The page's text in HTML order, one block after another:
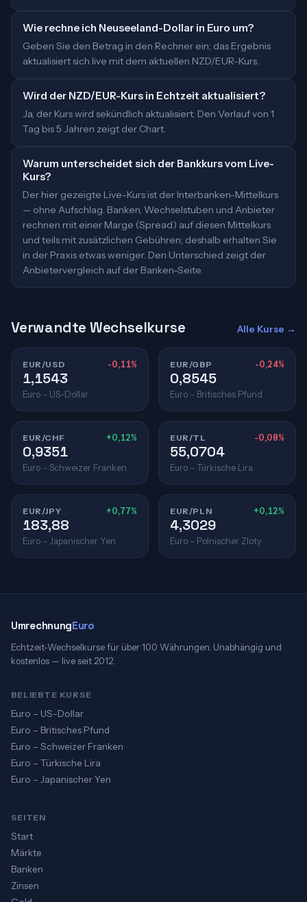
Wie rechne ich Neuseeland-Dollar in Euro um?
Geben Sie den Betrag in den Rechner ein; das Ergebnis
aktualisiert sich live mit dem aktuellen NZD/EUR-Kurs.
Wird der NZD/EUR-Kurs in Echtzeit aktualisiert?
Ja, der Kurs wird sekündlich aktualisiert. Den Verlauf von 1
Tag bis 5 Jahren zeigt der Chart.
Warum unterscheidet sich der Bankkurs vom Live-
Kurs?
Der hier gezeigte Live-Kurs ist der Interbanken-Mittelkurs
— ohne Aufschlag. Banken, Wechselstuben und Anbieter
rechnen mit einer Marge (Spread) auf diesen Mittelkurs
und teils mit zusätzlichen Gebühren; deshalb erhalten Sie
in der Praxis etwas weniger. Den Unterschied zeigt der
Anbietervergleich auf der Banken-Seite.
Verwandte Wechselkurse Alle Kurse →
EUR/USD -0,11%
1,1543
Euro – US-Dollar
EUR/GBP -0,24%
0,8545
Euro – Britisches Pfund
EUR/CHF +0,12%
0,9351
Euro – Schweizer Franken
EUR/TL -0,08%
55,0704
Euro – Türkische Lira
EUR/JPY +0,77%
183,88
Euro – Japanischer Yen
EUR/PLN +0,12%
4,3029
Euro – Polnischer Zloty
UmrechnungEuro
Echtzeit-Wechselkurse für über 100 Währungen. Unabhängig und
kostenlos — live seit 2012.
BELIEBTE KURSE
Euro – US-Dollar
Euro – Britisches Pfund
Euro – Schweizer Franken
Euro – Türkische Lira
Euro – Japanischer Yen
SEITEN
Start
Märkte
Banken
Zinsen